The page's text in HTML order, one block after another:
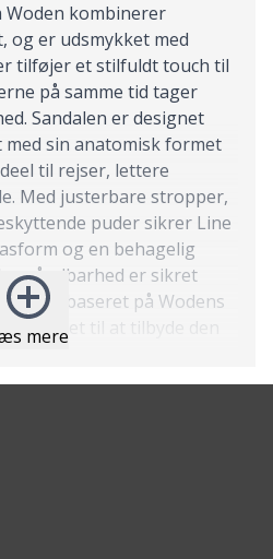
mere
Woden kombinerer
og er udsmykket med
tilføjer et stilfuldt touch til
på samme tid tager
Sandalen er designet
sin anatomisk formet
til rejser, lettere
Med justerbare stropper,
puder sikrer Line
og en behagelig
åndbarhed er sikret
baseret på Wodens
til at tilbyde den
Soft-teknologi for
for en skræddersyet